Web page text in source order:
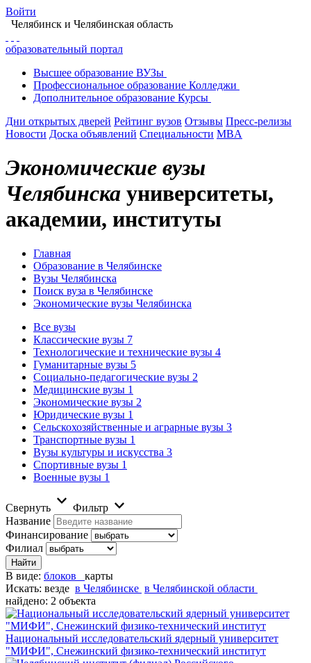
Войти
Челябинск и Челябинская область
образовательный портал
Высшее образование ВУЗы
Профессиональное образование Колледжи
Дополнительное образование Курсы
Дни открытых дверей Рейтинг вузов Отзывы Пресс-релизы
Новости Доска объявлений Специальности MBA
Экономические вузы
Челябинска университеты,
академии, институты
Главная
Образование в Челябинске
Вузы Челябинска
Поиск вуза в Челябинске
Экономические вузы Челябинска
Все вузы
Классические вузы 7
Технологические и технические вузы 4
Гуманитарные вузы 5
Социально-педагогические вузы 2
Медицинские вузы 1
Экономические вузы 2
Юридические вузы 1
Сельскохозяйственные и аграрные вузы 3
Транспортные вузы 1
Вузы культуры и искусства 3
Спортивные вузы 1
Военные вузы 1
Свернуть
Фильтр
Название
Финансирование
Филиал
В виде: блоков
карты
Искать: везде в Челябинске в Челябинской области
найдено: 2 объекта
Национальный исследовательский ядерный университет
"МИФИ", Снежинский физико-технический институт